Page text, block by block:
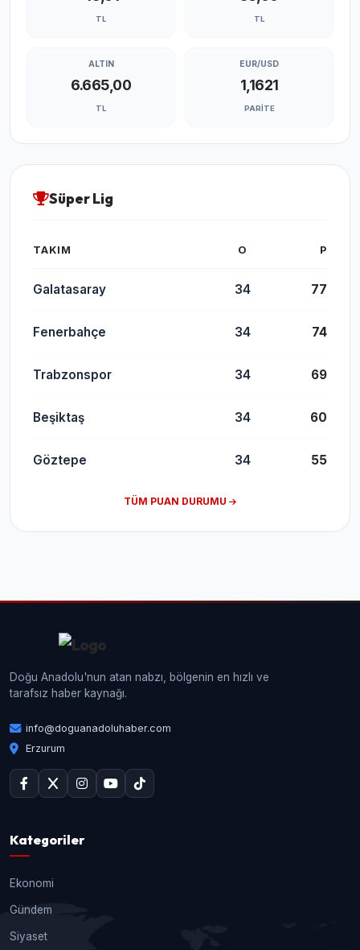
TL TL
ALTIN
6.665,00
TL
EUR/USD
1,1621
PARITE
Süper Lig
TAKIM O P
Galatasaray 34 77
Fenerbahçe 34 74
Trabzonspor 34 69
Beşiktaş 34 60
Göztepe 34 55
TÜM PUAN DURUMU
Doğu Anadolu'nun atan nabzı, bölgenin en hızlı ve
tarafsız haber kaynağı.
info@doguanadoluhaber.com
Erzurum
Kategoriler
Ekonomi
Gündem
Siyaset